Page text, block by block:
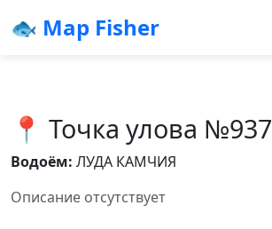
🐟 Map Fisher
📍 Точка улова №937
Водоём: ЛУДА КАМЧИЯ
Описание отсутствует